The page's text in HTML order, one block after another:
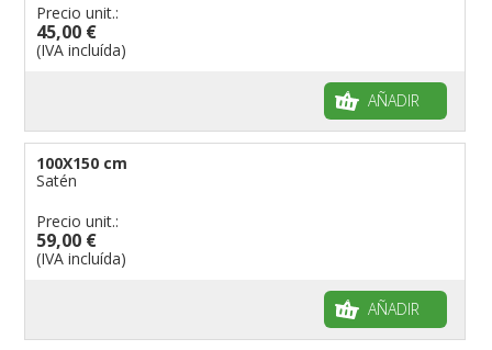
Precio unit.:
45,00 €
(IVA incluída)
AÑADIR
100X150 cm
Satén
Precio unit.:
59,00 €
(IVA incluída)
AÑADIR